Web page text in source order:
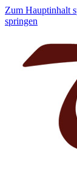
Zum Hauptinhalt
springen